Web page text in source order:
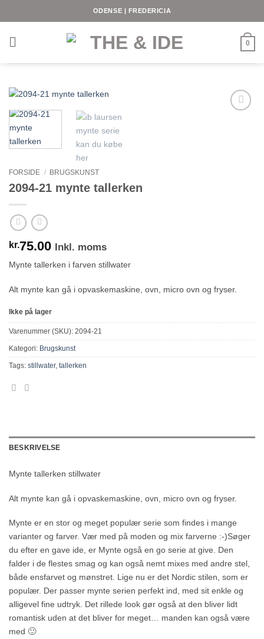
ODENSE | FREDERICIA
0
FORSIDE / BRUGSKUNST
2094-21 mynte tallerken
kr. 75.00 Inkl. moms
Mynte tallerken i farven stillwater
Alt mynte kan gå i opvaskemaskine, ovn, micro ovn og fryser.
Ikke på lager
Varenummer (SKU): 2094-21
Kategori: Brugskunst
Tags: stillwater, tallerken
BESKRIVELSE
Mynte tallerken stillwater
Alt mynte kan gå i opvaskemaskine, ovn, micro ovn og fryser.
Mynte er en stor og meget populær serie som findes i mange
varianter og farver. Vær med på moden og mix farverne :-)Søger
du efter en gave ide, er Mynte også en go serie at give. Den
falder i de flestes smag og kan også nemt mixes med andre stel,
både ensfarvet og mønstret. Lige nu er det Nordic stilen, som er
populær. Der passer mynte serien perfekt ind, med sit enkle og
alligevel fine udtryk. Det rillede look gør også at den bliver lidt
romantisk uden at det bliver for meget… manden kan også være
med 🙂